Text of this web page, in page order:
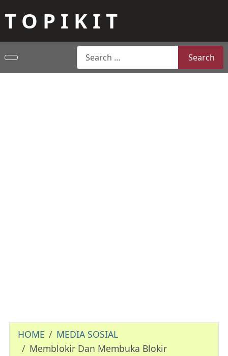
T O P I K I T
Search Search
HOME
MEDIA SOSIAL
Memblokir Dan Membuka Blokir